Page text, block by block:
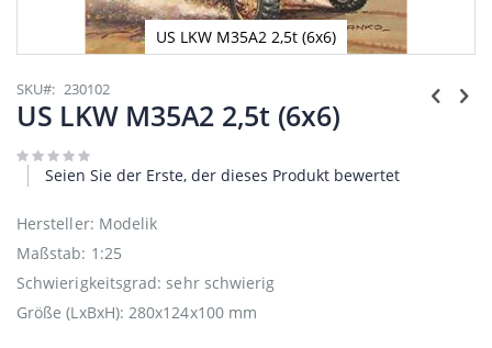
US LKW M35A2 2,5t (6x6)
Anfang
der
Bildgalerie
SKU 230102
US LKW M35A2 2,5t (6x6)
Seien Sie der Erste, der dieses Produkt bewertet
Hersteller: Modelik
Maßstab: 1:25
Schwierigkeitsgrad: sehr schwierig
Größe (LxBxH): 280x124x100 mm